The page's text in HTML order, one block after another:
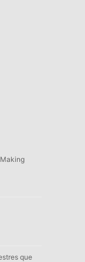
que